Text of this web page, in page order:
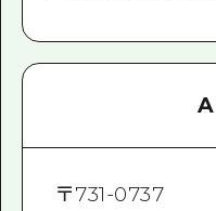
〒731-0737